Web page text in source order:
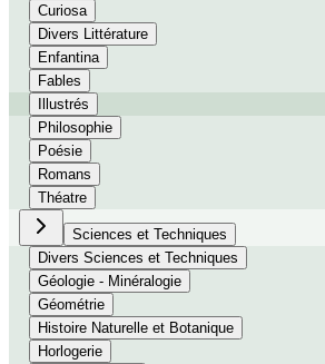
Curiosa
Divers Littérature
Enfantina
Fables
Illustrés
Philosophie
Poésie
Romans
Théatre
Sciences et Techniques
Divers Sciences et Techniques
Géologie - Minéralogie
Géométrie
Histoire Naturelle et Botanique
Horlogerie